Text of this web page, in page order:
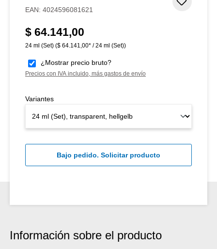
EAN: 4024596081621
Precio normal:
$ 64.141,00
24 ml (Set) ($ 64.141,00* / 24 ml (Set))
¿Mostrar precio bruto?
Precios con IVA incluido, más gastos de envío
Variantes
Bajo pedido. Solicitar producto
Información sobre el producto